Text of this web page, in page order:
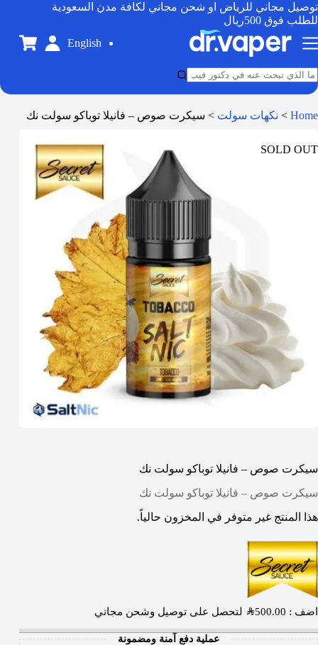
توصيل مجاني للرياض او شحن مجاني لكافة مدن السعودية
للطلب فوق 500ريال
English
Home
> نكهات سولت > سيكرت صوص – فانيلا توباكو سولت نك
SOLD OUT
سيكرت صوص – فانيلا توباكو سولت نك
سيكرت صوص – فانيلا توباكو سولت نك
هذا المنتج غير متوفر في المخزون حالياً.
اضف : SAR500.00 لتحصل على توصيل وشحن مجاني
عملية دفع آمنة ومضمونة